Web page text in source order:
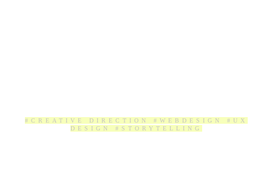
#CREATIVE DIRECTION #WEBDESIGN #UX
DESIGN #STORYTELLING